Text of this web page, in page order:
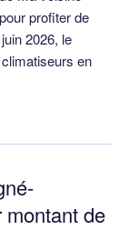
profiter de
2026, le
en
montant de